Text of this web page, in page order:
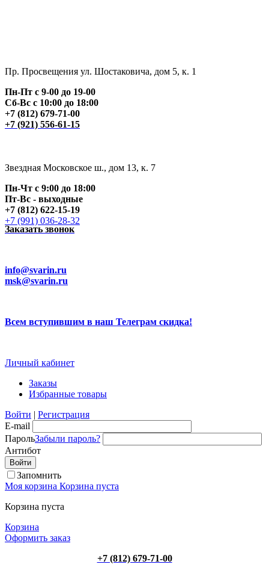
Пр. Просвещения ул. Шостаковича, дом 5, к. 1
Пн-Пт с 9-00 до 19-00
Сб-Вс с 10:00 до 18:00
+7 (812) 679-71-00
+7 (921) 556-61-15
Звездная Московское ш., дом 13, к. 7
Пн-Чт с 9:00 до 18:00
Пт-Вс - выходные
+7 (812) 622-15-19
+7 (991) 036-28-32
Заказать звонок
info@svarin.ru
msk@svarin.ru
Всем вступившим в наш Телеграм скидка!
Личный кабинет
Заказы
Избранные товары
Войти | Регистрация
E-mail
ПарольЗабыли пароль?
Антибот
Запомнить
Моя корзина Корзина пуста
Корзина пуста
Корзина
Оформить заказ
+7 (812) 679-71-00